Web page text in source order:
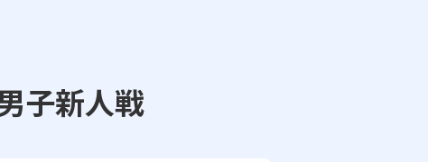
子新人戦